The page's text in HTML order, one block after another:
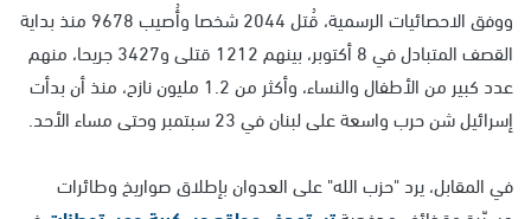
ووفق الاحصائيات الرسمية، قُتل 2044 شخصا وأُصيب 9678 منذ بداية
القصف المتبادل في 8 أكتوبر، بينهم 1212 قتلى و3427 جريحا، منهم
عدد كبير من الأطفال والنساء، وأكثر من 1.2 مليون نازح، منذ أن بدأت
إسرائيل شن حرب واسعة على لبنان في 23 سبتمبر وحتى مساء الأحد.
في المقابل، يرد "حزب الله" على العدوان بإطلاق صواريخ وطائرات